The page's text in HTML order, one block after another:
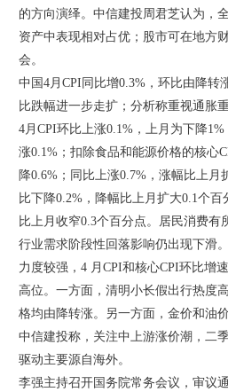
的方向演绎。中信建投周君芝认为，
资产中表现相对占优；股市可在地方
会。
中国4月CPI同比增0.3%，环比由降转
比跌幅进一步走扩；分析称重视通胀
4月CPI环比上涨0.1%，上月为下降
涨0.1%；扣除食品和能源价格的核心
降0.6%；同比上涨0.7%，涨幅比上月
比下降0.2%，降幅比上月扩大0.1个
比上月收窄0.3个百分点。居民消费有
行业需求阶段性回落影响仍出现下滑
力度较强，4 月CPI和核心CPI环比增
高位。一方面，清明小长假出行热度
格均由降转涨。另一方面，金价和油
中信建投称，关注中上游涨价潮，二
驱动主要源自海外。
李强主持召开国务院常务会议，审议